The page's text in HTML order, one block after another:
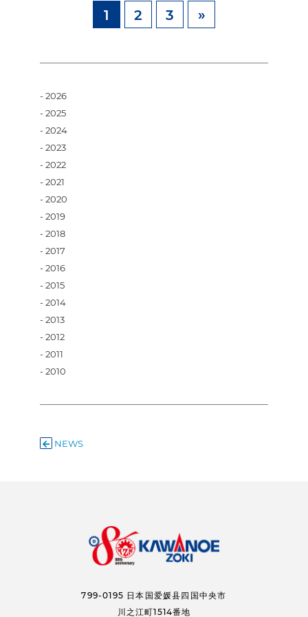
1 2 3 »
2026
2025
2024
2023
2022
2021
2020
2019
2018
2017
2016
2015
2014
2013
2012
2011
2010
NEWS
799-0195 日本国爱媛县四国中央市
川之江町1514番地